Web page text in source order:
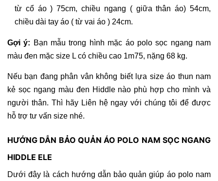
từ cổ áo ) 75cm, chiều ngang ( giữa thân áo) 54cm,
chiều dài tay áo ( từ vai áo ) 24cm.
Gợi ý: Bạn mẫu trong hình mặc áo polo sọc ngang nam
màu đen mặc size L có chiều cao 1m75, nặng 68 kg.
Nếu bạn đang phân vân không biết lựa size áo thun nam
kẻ sọc ngang màu đen Hiddle nào phù hợp cho mình và
người thân. Thì hãy Liên hệ ngay với chúng tôi để được
hỗ trợ tư vấn size nhé.
HƯỚNG DẪN BẢO QUẢN ÁO POLO NAM SỌC NGANG
HIDDLE ELE
Dưới đây là cách hướng dẫn bảo quản giúp áo polo nam